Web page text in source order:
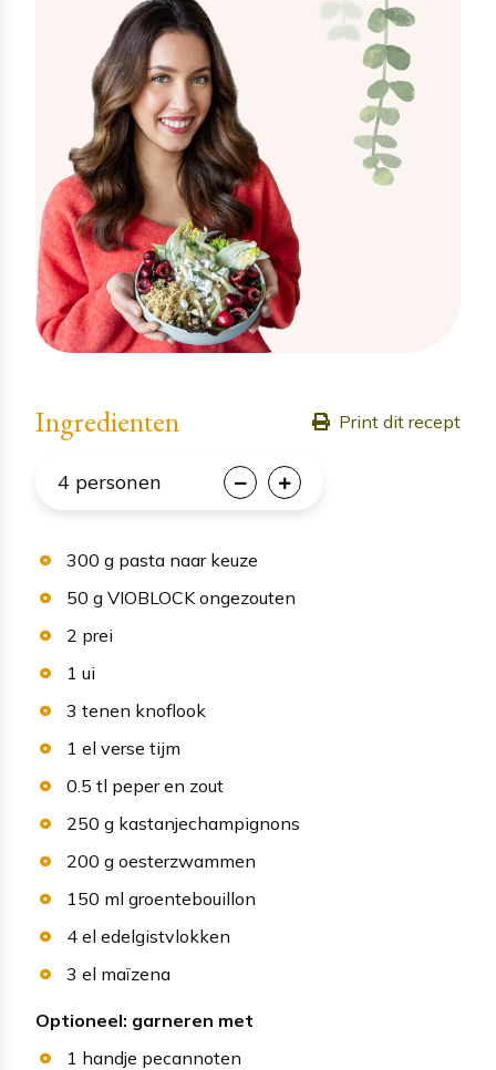
Ingredienten Print dit recept
4 personen
300 g pasta naar keuze
50 g VIOBLOCK ongezouten
2 prei
1 ui
3 tenen knoflook
1 el verse tijm
0.5 tl peper en zout
250 g kastanjechampignons
200 g oesterzwammen
150 ml groentebouillon
4 el edelgistvlokken
3 el maïzena
Optioneel: garneren met
1 handje pecannoten